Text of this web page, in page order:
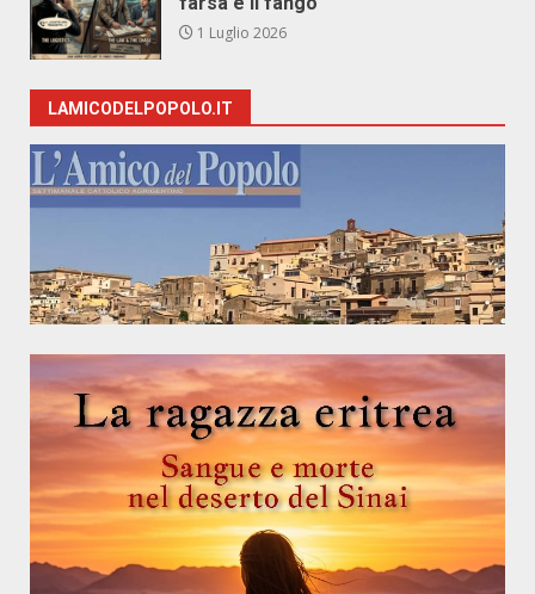
1 Luglio 2026
LAMICODELPOPOLO.IT